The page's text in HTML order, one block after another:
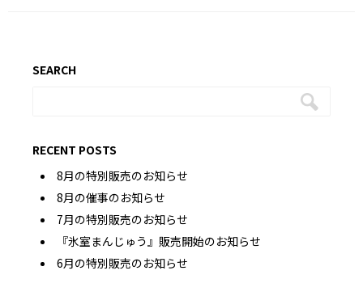
SEARCH
RECENT POSTS
8月の特別販売のお知らせ
8月の催事のお知らせ
7月の特別販売のお知らせ
『氷室まんじゅう』販売開始のお知らせ
6月の特別販売のお知らせ